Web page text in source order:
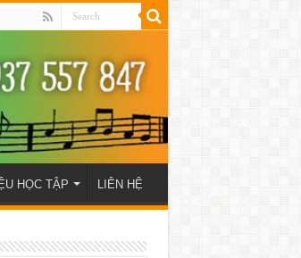
HỌC TẬP LIÊN HỆ